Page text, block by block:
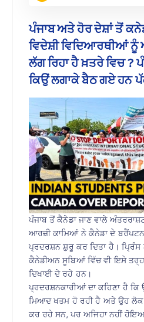
ਪੰਜਾਬ ਅਤੇ ਹੋਰ ਦੇਸ਼ਾਂ ਤੋਂ
ਵਿਦੇਸ਼ੀ ਵਿਦਿਆਰਥੀਆਂ ਨੂੰ
ਲੱਗ ਰਿਹਾ ਹੈ ਖ਼ਤਰੇ ਵਿਚ ?
ਕਿਉਂ ਲਗਾਕੇ ਬੈਠ ਗਏ ਹਨ
ਪੰਜਾਬ ਤੋਂ ਕੈਨੇਡਾ ਜਾਣ ਵਾਲੇ
ਆਰਜ਼ੀ ਕਾਮਿਆਂ ਨੇ ਕੈਨੇਡਾ ਦੇ
ਪ੍ਰਦਰਸ਼ਨ ਸ਼ੁਰੂ ਕਰ ਦਿਤਾ ਹੈ।
ਕੈਨੇਡੀਅਨ ਸੂਬਿਆਂ ਵਿੱਚ ਵੀ ਇਸੇ
ਦਿਖਾਈ ਦੇ ਰਹੇ ਹਨ।
ਪ੍ਰਦਰਸ਼ਨਕਾਰੀਆਂ ਦਾ ਕਹਿਣਾ ਹੈ ਕਿ
ਮਿਆਦ ਖਤਮ ਹੋ ਰਹੀ ਹੈ ਅਤੇ ਉਹ ਲੋਕ
ਕਰ ਰਹੇ ਸਨ, ਪਰ ਅਜਿਹਾ ਨਹੀਂ